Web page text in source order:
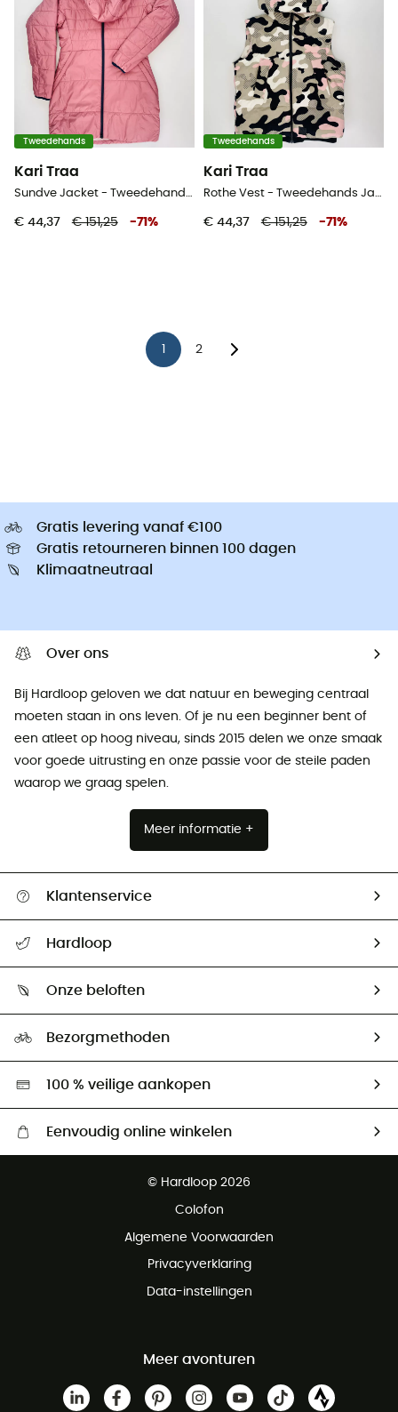
Tweedehands
Kari Traa
Sundve Jacket - Tweedehands Donsjack - Dames - Roze - M
€ 44,37 € 151,25 -71 %
Tweedehands
Kari Traa
Rothe Vest - Tweedehands Jas - Dames - Veelkleurig - M
€ 44,37 € 151,25 -71 %
2
Gratis levering vanaf €100
Gratis retourneren binnen 100 dagen
Klimaatneutraal
Over ons
Bij Hardloop geloven we dat natuur en beweging centraal
moeten staan ​​in ons leven. Of je nu een beginner bent of
een atleet op hoog niveau, sinds 2015 delen we onze smaak
voor goede uitrusting en onze passie voor de steile paden
waarop we graag spelen.
Meer informatie +
Klantenservice
Mijn zending volgen
Retourzendingen & Terugbetalingen
Hardloop
Ambassadeurs
Onze beloften
Hardgreen
Bezorgmethoden
100 % veilige aankopen
Eenvoudig online winkelen
Gratis retourneren binnen 100 dagen
© Hardloop 2026
Colofon
Algemene Voorwaarden
Privacyverklaring
Data-instellingen
Meer avonturen